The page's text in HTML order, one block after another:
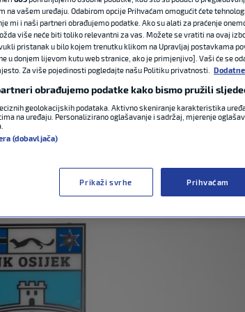
neki klinac da
da sam jedan
u
0 komentara
na vašem uređaju. Odabirom opcije Prihvaćam omogućit ćete
mi i naši partneri obrađujemo podatke. Ako su alati za praćenje
više neće biti toliko relevantni za vas. Možete se vratiti na ovaj
pristanak u bilo kojem trenutku klikom na Upravljaj postavkama
u donjem lijevom kutu web stranice, ako je primjenjivo]. Vaši će se
Za više pojedinosti pogledajte našu Politiku privatnosti.
obrađujemo podatke kako bismo pružili
geolokacijskih podataka. Aktivno skeniranje karakteristika
na uređaju. Personalizirano oglašavanje i sadržaj, mjerenje
(dobavljača)
Prikaži svrhe Prihvaćam